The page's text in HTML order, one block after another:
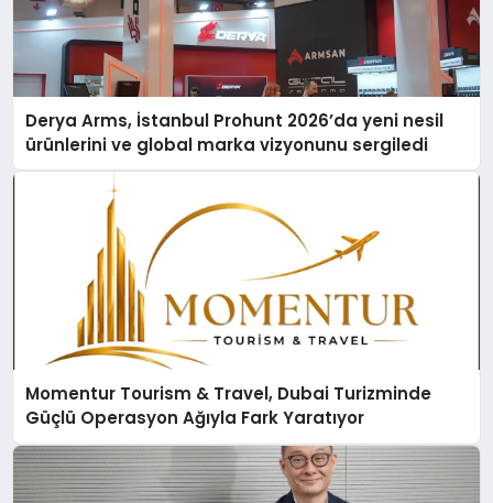
Derya Arms, İstanbul Prohunt 2026’da yeni nesil
ürünlerini ve global marka vizyonunu sergiledi
Momentur Tourism & Travel, Dubai Turizminde
Güçlü Operasyon Ağıyla Fark Yaratıyor